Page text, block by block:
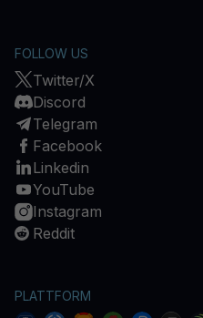
FOLLOW US
Twitter/X
Discord
Telegram
Facebook
Linkedin
YouTube
Instagram
Reddit
PLATTFORM